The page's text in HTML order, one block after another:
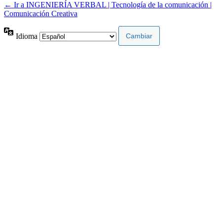
← Ir a INGENIERÍA VERBAL | Tecnología de la comunicación |
Comunicación Creativa
Idioma